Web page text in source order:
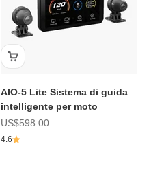
AIO-5 Lite Sistema di guida
intelligente per moto
Prezzo scontato
US$598.00
4.6